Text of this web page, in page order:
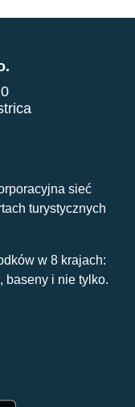
sieć
turystycznych
w 8 krajach:
baseny i nie tylko.